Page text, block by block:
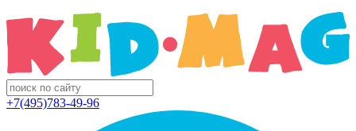
+7(495)783-49-96